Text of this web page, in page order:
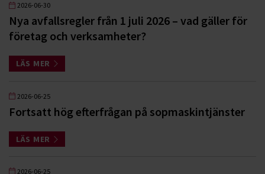
2026-06-30
Nya avfallsregler från 1 juli 2026 – vad gäller för
företag och verksamheter?
LÄS MER
2026-06-25
Fortsatt hög efterfrågan på sopmaskintjänster
LÄS MER
2026-06-25